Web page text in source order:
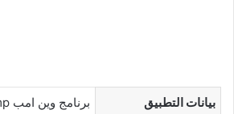
بيانات التطبيق برنامج وين امب Winamp